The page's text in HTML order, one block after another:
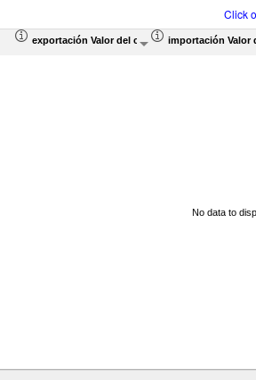
Click
exportación Valor del comercio (en miles de
importación Valor
No data to